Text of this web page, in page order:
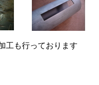
工も行っております